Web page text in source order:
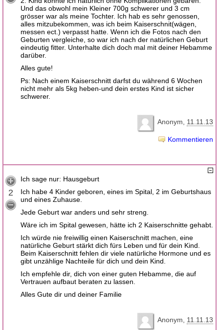
Und das obwohl mein Kleiner 700g schwerer und 3 cm
grösser war als meine Tochter. Ich hab es sehr genossen,
alles mitzubekommen, was ich beim Kaiserschnit(wägen,
messen ect.) verpasst hatte. Wenn ich die Fotos nach den
Geburten vergleiche, so war ich nach der natürlichen Geburt
eindeutig fitter. Unterhalte dich doch mal mit deiner Hebamme
darüber.
Alles gute!
Ps: Nach einem Kaiserschnitt darfst du während 6 Wochen
nicht mehr als 5kg heben-und dein erstes Kind ist sicher
schwerer.
Anonym 11.11.13
Kommentieren
2
Ich sage nur: Hausgeburt
Ich habe 4 Kinder geboren, eines im Spital, 2 im Geburtshaus
und eines Zuhause.
Jede Geburt war anders und sehr streng.
Wäre ich im Spital gewesen, hätte ich 2 Kaiserschnitte gehabt.
Ich würde nie freiwillig einen Kaiserschnitt machen, eine
natürliche Geburt stärkt dich fürs Leben und für dein Kind.
Beim Kaiserschnitt fehlen dir viele natürliche Hormone und es
gibt unzählige Nachteile für dich und dein Kind.
Ich empfehle dir, dich von einer guten Hebamme, die auf
Vertrauen aufbaut beraten zu lassen.
Alles Gute dir und deiner Familie
Anonym 11.11.13